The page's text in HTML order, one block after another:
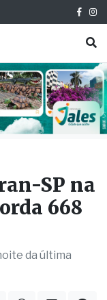
SP na
668
da última